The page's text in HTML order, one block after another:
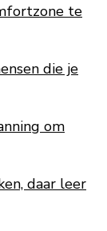
te
die je
om
daar leer